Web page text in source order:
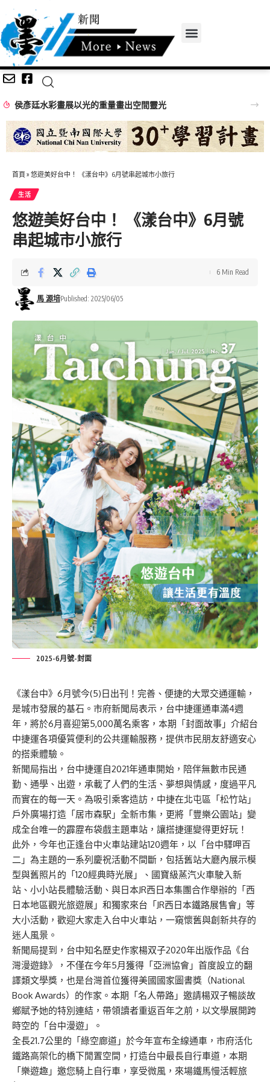
侯彥廷水彩畫展以光的重量畫出空間靈光
首頁 » 悠遊美好台中！ 《漾台中》6月號串起城市小旅行
生活
悠遊美好台中！ 《漾台中》6月號
串起城市小旅行
馬 源培Published: 2025/06/05
6 Min Read
2025-6月號-封面
《漾台中》6月號今(5)日出刊！完善、便捷的大眾交通運輸，
是城市發展的基石。市府新聞局表示，台中捷運通車滿4週
年，將於6月喜迎第5,000萬名乘客，本期「封面故事」介紹台
中捷運各項優質便利的公共運輸服務，提供市民朋友舒適安心
的搭乘體驗。
新聞局指出，台中捷運自2021年通車開始，陪伴無數市民通
勤、通學、出遊，承載了人們的生活、夢想與情感，度過平凡
而實在的每一天。為吸引乘客造訪，中捷在北屯區「松竹站」
戶外廣場打造「居市森駅」全新市集，更將「豐樂公園站」變
成全台唯一的霹靂布袋戲主題車站，讓搭捷運變得更好玩！
此外，今年也正逢台中火車站建站120週年，以「台中驛呷百
二」為主題的一系列慶祝活動不間斷，包括舊站大廳內展示模
型與舊照片的「120經典時光展」、國寶級蒸汽火車駛入新
站、小小站長體驗活動、與日本JR西日本集團合作舉辦的「西
日本地區觀光旅遊展」和獨家來台「JR西日本鐵路展售會」等
大小活動，歡迎大家走入台中火車站，一窺懷舊與創新共存的
迷人風景。
新聞局提到，台中知名歷史作家楊双子2020年出版作品《台
灣漫遊錄》，不僅在今年5月獲得「亞洲協會」首度設立的翻
譯類文學獎，也是台灣首位獲得美國國家圖書獎（National
Book Awards）的作家。本期「名人帶路」邀請楊双子暢談故
鄉賦予她的特別連結，帶領讀者重返百年之前，以文學展開跨
時空的「台中漫遊」。
全長21.7公里的「綠空廊道」於今年宣布全線通車，市府活化
鐵路高架化的橋下閒置空間，打造台中最長自行車道，本期
「樂遊趣」邀您騎上自行車，享受微風，來場鐵馬慢活輕旅